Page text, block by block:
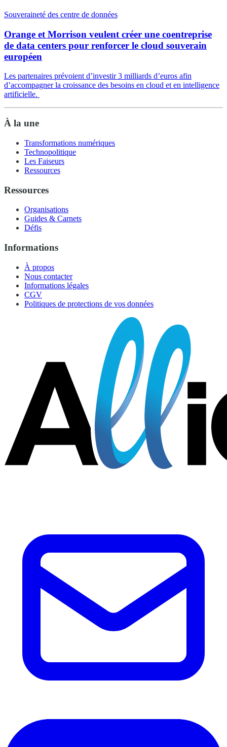
Souveraineté des centre de données
Orange et Morrison veulent créer une coentreprise
de data centers pour renforcer le cloud souverain
européen
Les partenaires prévoient d’investir 3 milliards d’euros afin
d’accompagner la croissance des besoins en cloud et en intelligence
artificielle.
À la une
Transformations numériques
Technopolitique
Les Faiseurs
Ressources
Ressources
Organisations
Guides & Carnets
Défis
Informations
À propos
Nous contacter
Informations légales
CGV
Politiques de protections de vos données